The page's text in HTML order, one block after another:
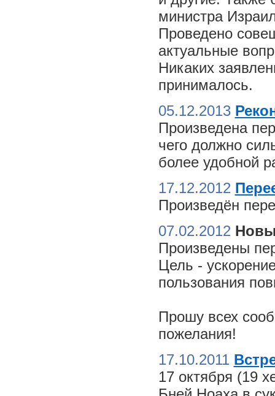
министра
Проведено
актуальные
Никаких
принималось.
05.12.2013
Произведена
чего должно
более удобной
17.12.2012
Произведён
07.02.2012
Произведены
Цель -
пользования
Прошу всех
пожелания!
17.10.2011
17 октября (19